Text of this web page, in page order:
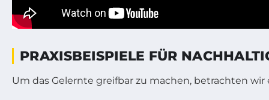
PRAXISBEISPIELE FÜR
Um das Gelernte greifbar zu machen, betrachten